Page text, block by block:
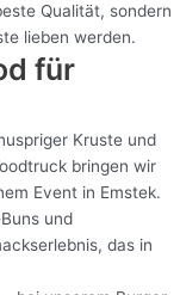
Qualität, sondern
lieben werden.
für
Kruste und
bringen wir
Event in Emstek.
und
das in